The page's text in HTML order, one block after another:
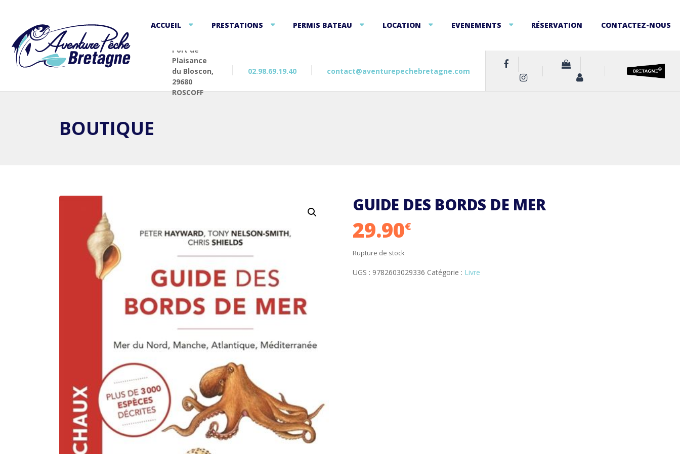
ACCUEIL PRESTATIONS PERMIS BATEAU LOCATION EVENEMENTS RÉSERVATION CONTACTEZ-NOUS
Port de
Plaisance
du Bloscon,
29680
ROSCOFF
02.98.69.19.40 contact@aventurepechebretagne.com
BOUTIQUE
GUIDE DES BORDS DE MER
29.90€
Rupture de stock
UGS : 9782603029336 Catégorie : Livre